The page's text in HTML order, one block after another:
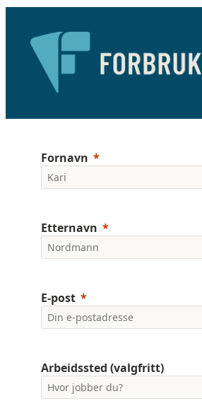
Fornavn
Etternavn
E-post
Arbeidssted (valgfritt)